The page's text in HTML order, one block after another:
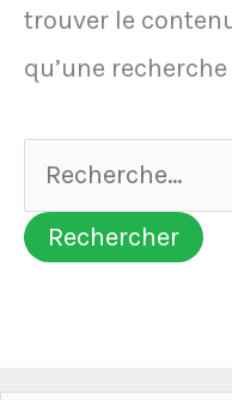
trouver le
qu’une
Rechercher :